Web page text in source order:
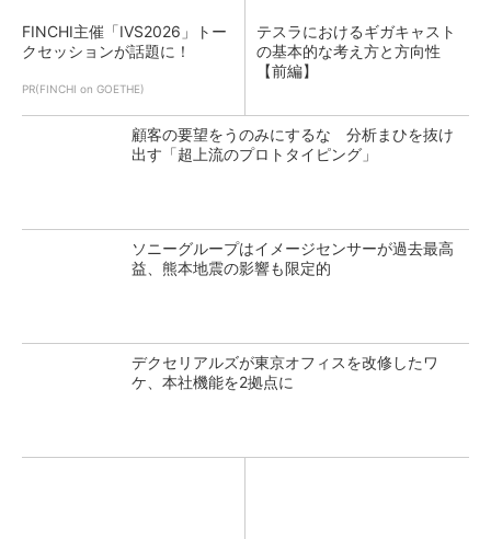
FINCHI主催「IVS2026」トー
クセッションが話題に！
PR(FINCHI on GOETHE)
テスラにおけるギガキャスト
の基本的な考え方と方向性
【前編】
顧客の要望をうのみにするな 分析まひを抜け
出す「超上流のプロトタイピング」
ソニーグループはイメージセンサーが過去最高
益、熊本地震の影響も限定的
デクセリアルズが東京オフィスを改修したワ
ケ、本社機能を2拠点に